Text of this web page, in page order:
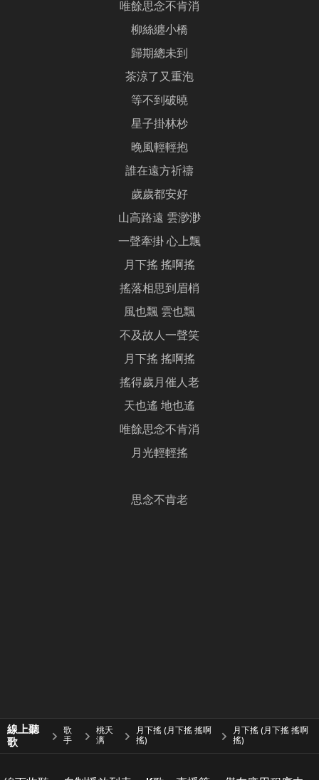
唯餘思念不肯消
柳絲纏小橋
歸期總未到
茶涼了又重泡
等不到破曉
星子掛林杪
晚風輕輕抱
誰在遠方祈禱
歲歲都安好
山高路遠 雲渺渺
一聲牽掛 心上飄
月下搖 搖啊搖
搖落相思到眉梢
風也飄 雲也飄
不及故人一聲笑
月下搖 搖啊搖
搖得歲月催人老
天也遙 地也遙
唯餘思念不肯消
月光輕輕搖
思念不肯老
線上聽
歌
歌
手
桃夭
漓
月下搖 (月下搖 搖啊
搖)
月下搖 (月下搖 搖啊
搖)